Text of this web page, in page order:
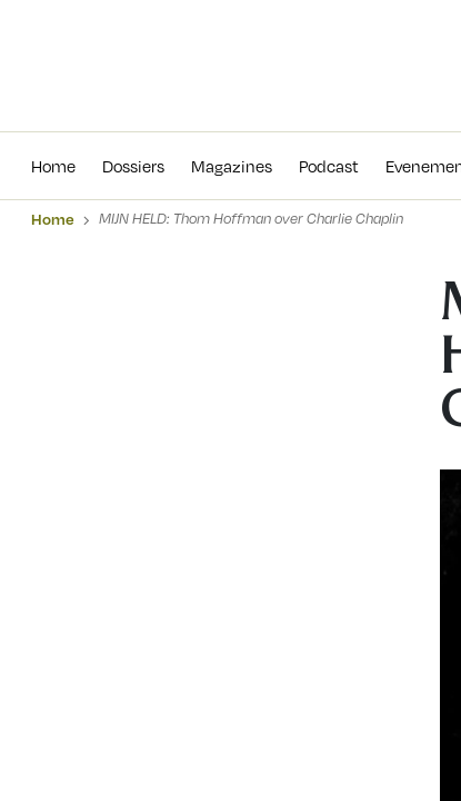
Home Dossiers Magazines Podcast
Home MIJN HELD: Thom Hoffman over Charlie Chaplin